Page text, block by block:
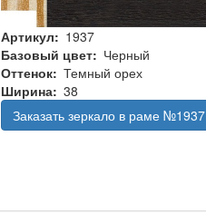
Артикул
1937
Базовый цвет
Черный
Оттенок
Темный орех
Ширина
38
Заказать зеркало в раме №1937